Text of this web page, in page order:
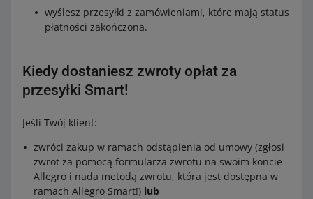
wyślesz przesyłki z zamówieniami, które mają status
płatności zakończona.
Kiedy dostaniesz zwroty opłat za
przesyłki Smart!
Jeśli Twój klient:
zwróci zakup w ramach odstąpienia od umowy (zgłosi
zwrot za pomocą formularza zwrotu na swoim koncie
Allegro i nada metodą zwrotu, która jest dostępna w
ramach Allegro Smart!) lub